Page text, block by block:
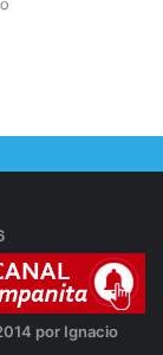
por Ignacio